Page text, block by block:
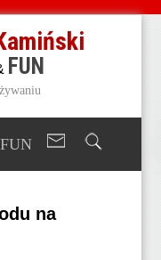
FUN
FUN
na